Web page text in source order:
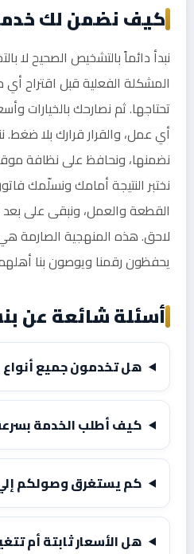
كيف نضمن لك
نبدأ دائماً بالتشخيص الصحيح لا
المشكلة الفعلية قبل اقتراح
تحتاجها. ثم نصارحك بالخيارات
أي عمل، والقرار قرارك بلا ضغط.
نضمنها، ونحافظ على نظافة
نختبر النتيجة أمامك ونسلّمك
القطعة والعمل، ونبقى على
لاحق. هذه المنهجية الصارمة
يحفظون رقمنا ويوصون بنا
أسئلة شائعة عن
هل تخدمون جميع أنواع
كيف أطلب الخدمة
كم يستغرق وصولكم
هل الأسعار ثابتة أم